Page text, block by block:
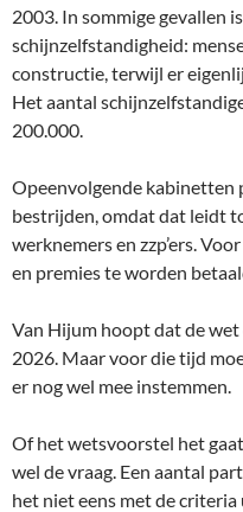
2003. In sommige gevallen
schijnzelfstandigheid:
constructie, terwijl er
Het aantal
200.000.
Opeenvolgende kabinetten
bestrijden, omdat dat leidt
werknemers en zzp’ers.
en premies te worden
Van Hijum hoopt dat de wet
2026. Maar voor die tijd
er nog wel mee instemmen.
Of het wetsvoorstel het
wel de vraag. Een aantal
het niet eens met de